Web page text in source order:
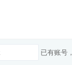
已有账号，